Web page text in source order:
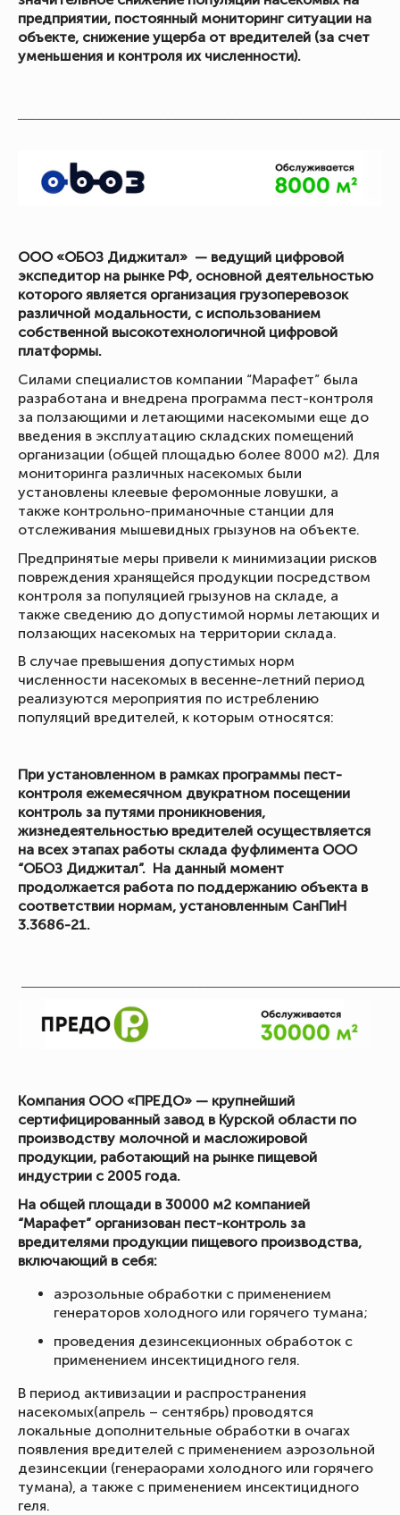
предприятии, постоянный мониторинг ситуации на
объекте, снижение ущерба от вредителей (за счет
уменьшения и контроля их численности).
ООО «ОБОЗ Диджитал» — ведущий цифровой
экспедитор на рынке РФ, основной деятельностью
которого является организация грузоперевозок
различной модальности, с использованием
собственной высокотехнологичной цифровой
платформы.
Силами специалистов компании “Марафет” была
разработана и внедрена программа пест-контроля
за ползающими и летающими насекомыми еще до
введения в эксплуатацию складских помещений
организации (общей площадью более 8000 м2). Для
мониторинга различных насекомых были
установлены клеевые феромонные ловушки, а
также контрольно-приманочные станции для
отслеживания мышевидных грызунов на объекте.
Предпринятые меры привели к минимизации рисков
повреждения хранящейся продукции посредством
контроля за популяцией грызунов на складе, а
также сведению до допустимой нормы летающих и
ползающих насекомых на территории склада.
В случае превышения допустимых норм
численности насекомых в весенне-летний период
реализуются мероприятия по истреблению
популяций вредителей, к которым относятся:
При установленном в рамках программы пест-
контроля ежемесячном двукратном посещении
контроль за путями проникновения,
жизнедеятельностью вредителей осуществляется
на всех этапах работы склада фуфлимента ООО
“ОБОЗ Диджитал”. На данный момент
продолжается работа по поддержанию объекта в
соответствии нормам, установленным СанПиН
3.3686-21.
Компания ООО «ПРЕДО» — крупнейший
сертифицированный завод в Курской области по
производству молочной и масложировой
продукции, работающий на рынке пищевой
индустрии с 2005 года.
На общей площади в 30000 м2 компанией
“Марафет” организован пест-контроль за
вредителями продукции пищевого производства,
включающий в себя:
аэрозольные обработки с применением
генераторов холодного или горячего тумана;
проведения дезинсекционных обработок с
применением инсектицидного геля.
В период активизации и распространения
насекомых(апрель – сентябрь) проводятся
локальные дополнительные обработки в очагах
появления вредителей с применением аэрозольной
дезинсекции (генераорами холодного или горячего
тумана), а также с применением инсектицидного
геля.